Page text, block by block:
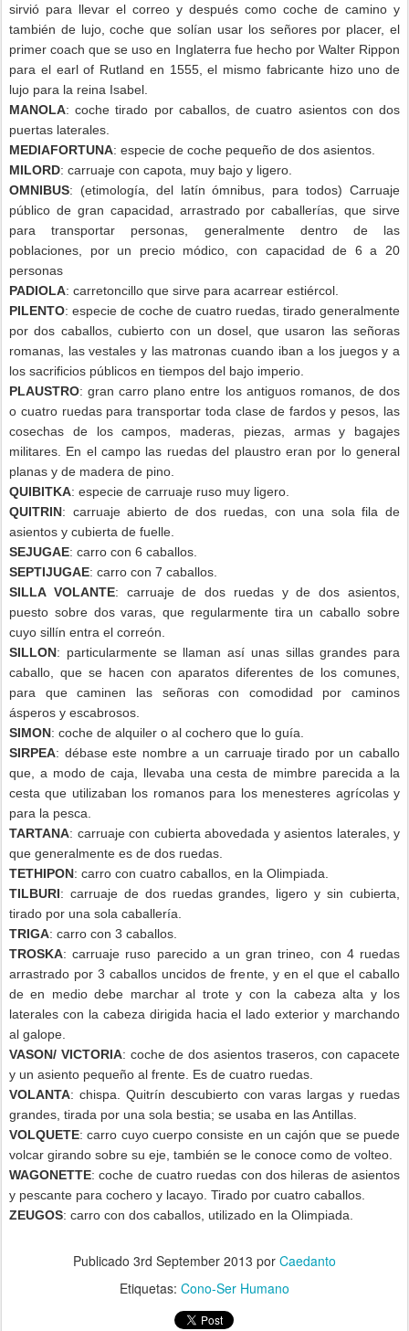
sirvió para llevar el correo y después como coche de camino y
también de lujo, coche que solían usar los señores por placer, el
primer coach que se uso en Inglaterra fue hecho por Walter Rippon
para el earl of Rutland en 1555, el mismo fabricante hizo uno de
lujo para la reina Isabel.
MANOLA: coche tirado por caballos, de cuatro asientos con dos
puertas laterales.
MEDIAFORTUNA: especie de coche pequeño de dos asientos.
MILORD: carruaje con capota, muy bajo y ligero.
OMNIBUS: (etimología, del latín ómnibus, para todos) Carruaje
público de gran capacidad, arrastrado por caballerías, que sirve
para transportar personas, generalmente dentro de las
poblaciones, por un precio módico, con capacidad de 6 a 20
personas
PADIOLA: carretoncillo que sirve para acarrear estiércol.
PILENTO: especie de coche de cuatro ruedas, tirado generalmente
por dos caballos, cubierto con un dosel, que usaron las señoras
romanas, las vestales y las matronas cuando iban a los juegos y a
los sacrificios públicos en tiempos del bajo imperio.
PLAUSTRO: gran carro plano entre los antiguos romanos, de dos
o cuatro ruedas para transportar toda clase de fardos y pesos, las
cosechas de los campos, maderas, piezas, armas y bagajes
militares. En el campo las ruedas del plaustro eran por lo general
planas y de madera de pino.
QUIBITKA: especie de carruaje ruso muy ligero.
QUITRIN: carruaje abierto de dos ruedas, con una sola fila de
asientos y cubierta de fuelle.
SEJUGAE: carro con 6 caballos.
SEPTIJUGAE: carro con 7 caballos.
SILLA VOLANTE: carruaje de dos ruedas y de dos asientos,
puesto sobre dos varas, que regularmente tira un caballo sobre
cuyo sillín entra el correón.
SILLON: particularmente se llaman así unas sillas grandes para
caballo, que se hacen con aparatos diferentes de los comunes,
para que caminen las señoras con comodidad por caminos
ásperos y escabrosos.
SIMON: coche de alquiler o al cochero que lo guía.
SIRPEA: débase este nombre a un carruaje tirado por un caballo
que, a modo de caja, llevaba una cesta de mimbre parecida a la
cesta que utilizaban los romanos para los menesteres agrícolas y
para la pesca.
TARTANA: carruaje con cubierta abovedada y asientos laterales, y
que generalmente es de dos ruedas.
TETHIPON: carro con cuatro caballos, en la Olimpiada.
TILBURI: carruaje de dos ruedas grandes, ligero y sin cubierta,
tirado por una sola caballería.
TRIGA: carro con 3 caballos.
TROSKA: carruaje ruso parecido a un gran trineo, con 4 ruedas
arrastrado por 3 caballos uncidos de frente, y en el que el caballo
de en medio debe marchar al trote y con la cabeza alta y los
laterales con la cabeza dirigida hacia el lado exterior y marchando
al galope.
VASON/ VICTORIA: coche de dos asientos traseros, con capacete
y un asiento pequeño al frente. Es de cuatro ruedas.
VOLANTA: chispa. Quitrín descubierto con varas largas y ruedas
grandes, tirada por una sola bestia; se usaba en las Antillas.
VOLQUETE: carro cuyo cuerpo consiste en un cajón que se puede
volcar girando sobre su eje, también se le conoce como de volteo.
WAGONETTE: coche de cuatro ruedas con dos hileras de asientos
y pescante para cochero y lacayo. Tirado por cuatro caballos.
ZEUGOS: carro con dos caballos, utilizado en la Olimpiada.
Publicado 3rd September 2013 por Caedanto
Etiquetas: Cono-Ser Humano